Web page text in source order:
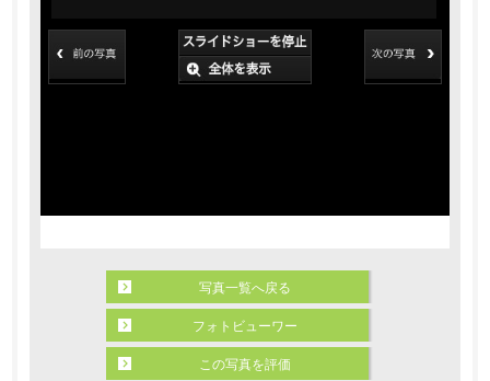
写真一覧へ戻る
フォトビューワー
この写真を評価